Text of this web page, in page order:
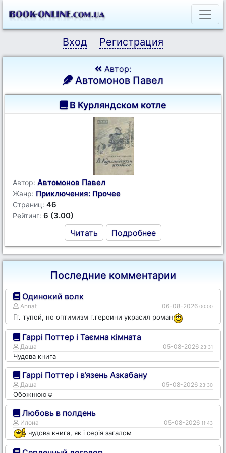
Вход Регистрация
Автор:
Автомонов Павел
В Курляндском котле
Автор: Автомонов Павел
Жанр: Приключения: Прочее
Страниц: 46
Рейтинг: 6 (3.00)
Читать Подробнее
Последние комментарии
Одинокий волк
Annat 06-08-2026 00:00
Гг. тупой, но оптимизм г.героини украсил роман
Гаррі Поттер і Таємна кімната
Даша 05-08-2026 23:31
Чудова книга
Гаррі Поттер і в’язень Азкабану
Даша 05-08-2026 23:30
Обожнюю☺️
Любовь в полдень
Илона 05-08-2026 11:43
чудова книга, як і серія загалом